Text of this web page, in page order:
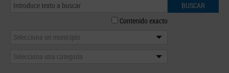
BUSCAR
Contenido exacto
Selecciona un municipio
Selecciona una categoría